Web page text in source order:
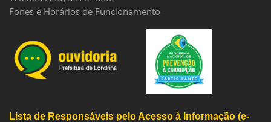
Fones e Horários de Funcionamento
Lista de Responsáveis pelo Acesso à Informação (e-